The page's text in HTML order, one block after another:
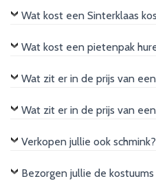
Wat kost een Sinterklaas
Wat kost een pietenpak
Wat zit er in de prijs van
Wat zit er in de prijs van
Verkopen jullie ook schmink?
Bezorgen jullie de kostuums